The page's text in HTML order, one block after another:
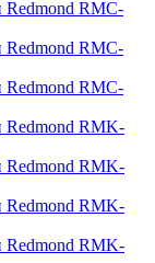
Redmond RMC-
Redmond RMC-
Redmond RMC-
Redmond RMK-
Redmond RMK-
Redmond RMK-
Redmond RMK-